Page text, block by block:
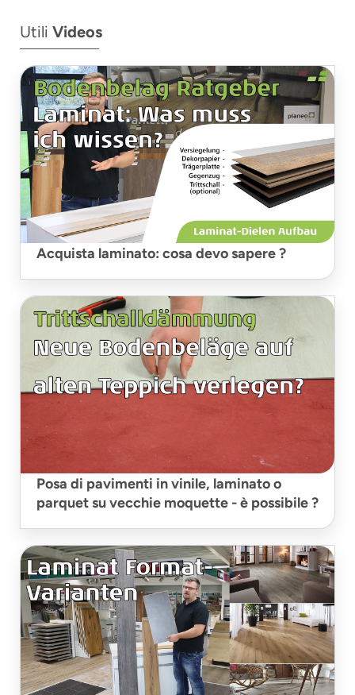
Utili Videos
Acquista laminato: cosa devo sapere ?
Posa di pavimenti in vinile, laminato o
parquet su vecchie moquette - è possibile ?